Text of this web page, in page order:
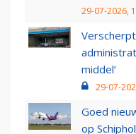
29-07-2026,
middel’
29-07-
Goed
op